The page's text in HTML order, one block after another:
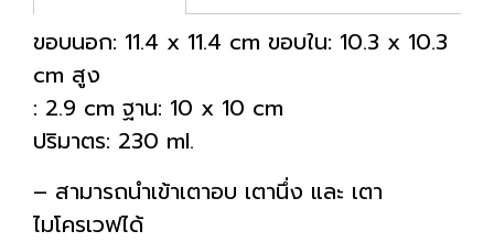
ขอบนอก: 11.4 x 11.4 cm ขอบใน: 10.3 x 10.3
cm สูง
: 2.9 cm ฐาน: 10 x 10 cm
ปริมาตร: 230 ml.
– สามารถนำเข้าเตาอบ เตานึ่ง และ เตา
ไมโครเวฟได้